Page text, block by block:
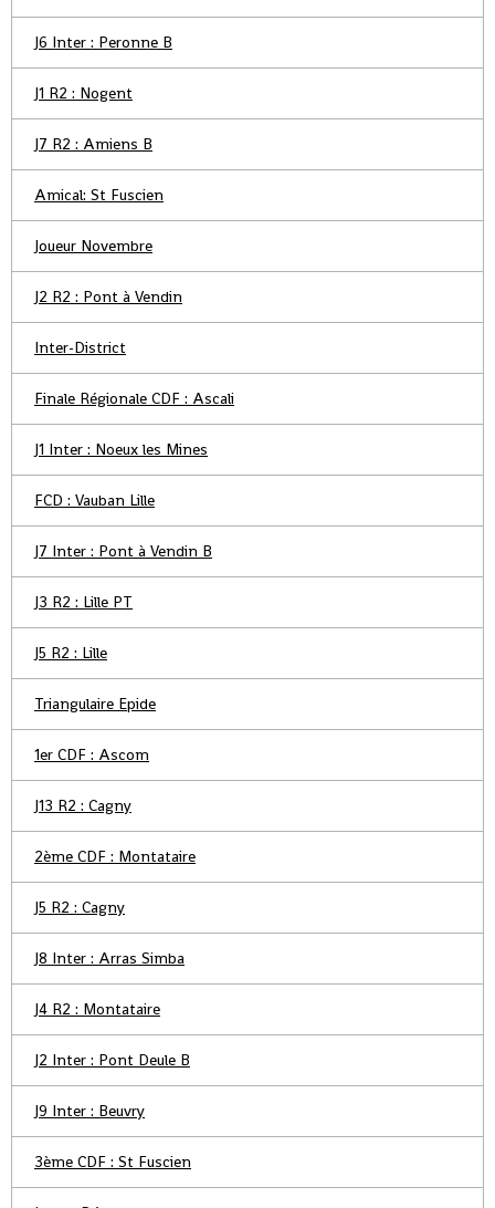
J6 Inter : Peronne B
J1 R2 : Nogent
J7 R2 : Amiens B
Amical: St Fuscien
Joueur Novembre
J2 R2 : Pont à Vendin
Inter-District
Finale Régionale CDF : Ascali
J1 Inter : Noeux les Mines
FCD : Vauban Lille
J7 Inter : Pont à Vendin B
J3 R2 : Lille PT
J5 R2 : Lille
Triangulaire Epide
1er CDF : Ascom
J13 R2 : Cagny
2ème CDF : Montataire
J5 R2 : Cagny
J8 Inter : Arras Simba
J4 R2 : Montataire
J2 Inter : Pont Deule B
J9 Inter : Beuvry
3ème CDF : St Fuscien